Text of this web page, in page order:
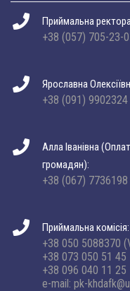
Приймальна
+38 (057) 705-23-
Ярославна
+38 (091) 9902324
Алла Іванівна
громадян):
+38 (067) 7736198
Приймальна комісія:
+38 050 5088370
+38 073 050 51 45
+38 096 040 11 25
e-mail: pk-